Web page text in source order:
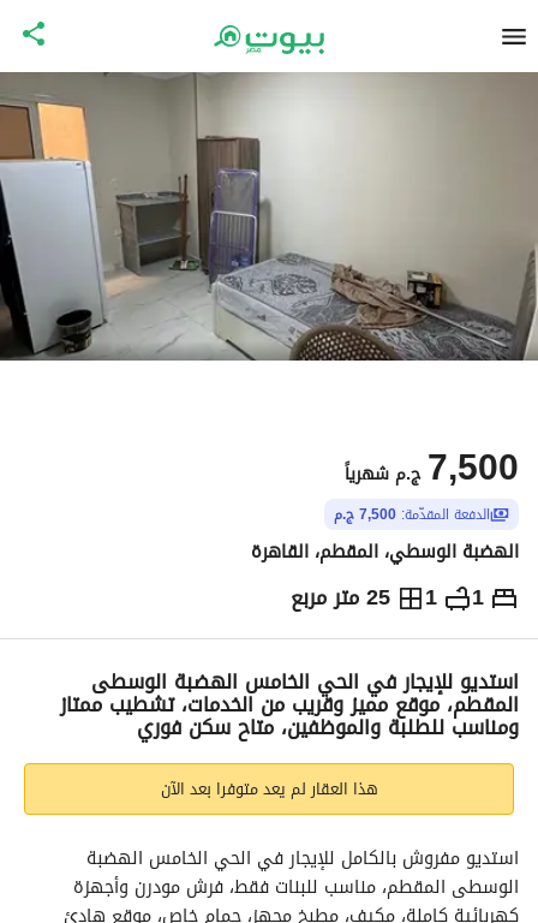
ج.م 7,500 شهرياً
الدفعة المقدّمة: 7,500 ج.م
الهضبة الوسطي، المقطم، القاهرة
1
1 25 متر مربع ج.م7,500 شهرياً
الاماكن القريبة
استديو للإيجار في الحي الخامس الهضبة الوسطى
المقطم، موقع مميز وقريب من الخدمات، تشطيب ممتاز
ومناسب للطلبة والموظفين، متاح سكن فوري
هذا العقار لم يعد متوفرا بعد الآن